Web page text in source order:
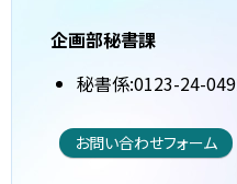
企画部秘書課
秘書係:0123-24-
お問い合わせフォーム